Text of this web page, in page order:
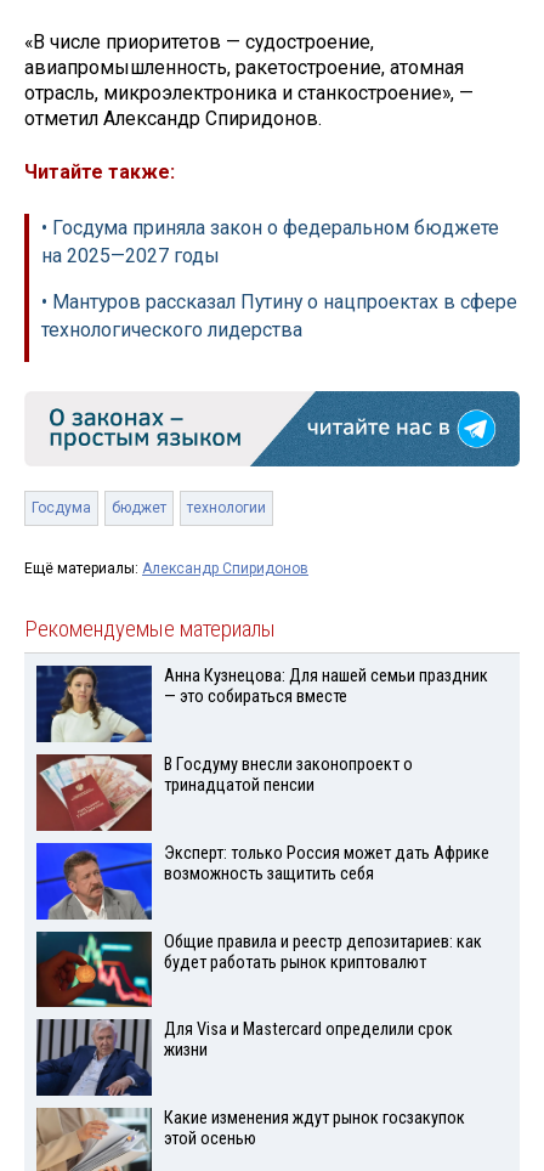
«В числе приоритетов — судостроение,
авиапромышленность, ракетостроение, атомная
отрасль, микроэлектроника и станкостроение», —
отметил Александр Спиридонов.
Читайте также:
• Госдума приняла закон о федеральном бюджете
на 2025—2027 годы
• Мантуров рассказал Путину о нацпроектах в сфере
технологического лидерства
Госдума бюджет технологии
Ещё материалы: Александр Спиридонов
Рекомендуемые материалы
Анна Кузнецова: Для нашей семьи праздник
— это собираться вместе
В Госдуму внесли законопроект о
тринадцатой пенсии
Эксперт: только Россия может дать Африке
возможность защитить себя
Общие правила и реестр депозитариев: как
будет работать рынок криптовалют
Для Visа и Mastercard определили срок
жизни
Какие изменения ждут рынок госзакупок
этой осенью